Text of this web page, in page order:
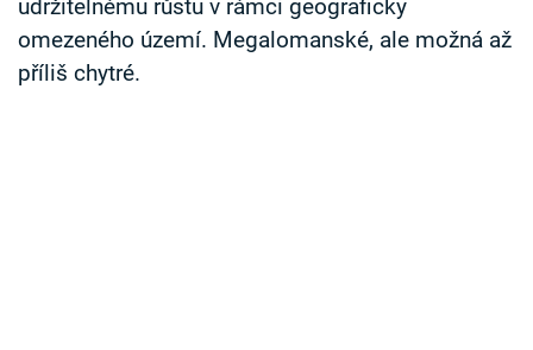
udržitelnému růstu v rámci geograficky
omezeného území. Megalomanské, ale možná až
příliš chytré.